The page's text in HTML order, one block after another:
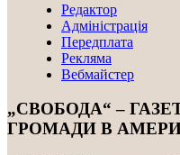
Редактор
Адміністрація
Передплата
Рекляма
Вебмайстер
„СВОБОДА“ –
ГРОМАДИ В